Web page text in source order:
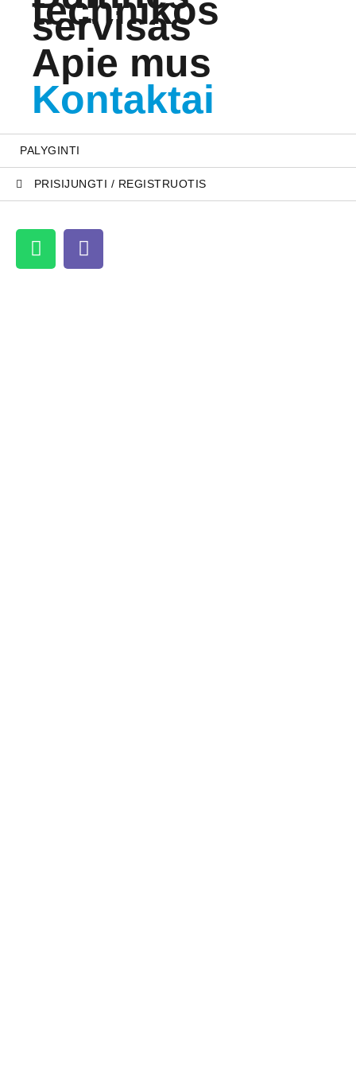
technikos
servisas
Apie mus
Kontaktai
PALYGINTI
PRISIJUNGTI / REGISTRUOTIS